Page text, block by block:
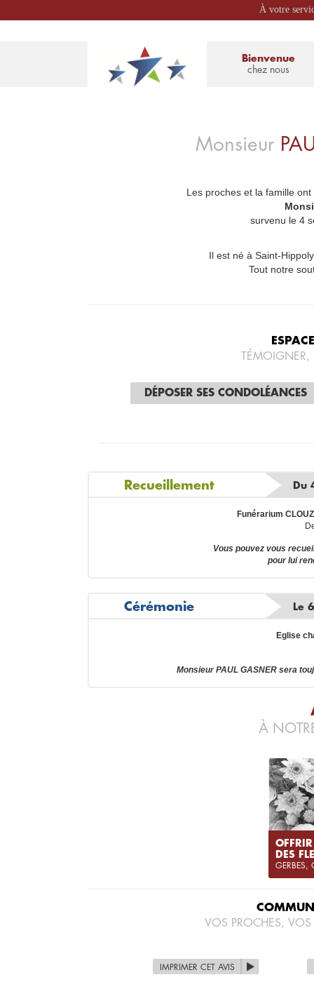
À votre
Bienvenue
chez nous
Monsieur
Les proches et la famille
survenu le 4
Il est né à Saint-
Tout notre
DÉPOSER SES CONDOLÉANCES
Recueillement Du
Funérarium
Vous pouvez vous
pour lui
Cérémonie Le
Eglise
Monsieur PAUL GASNER sera
À
OFFRIR
DES
GERBES,
VOS PROCHES,
IMPRIMER CET AVIS